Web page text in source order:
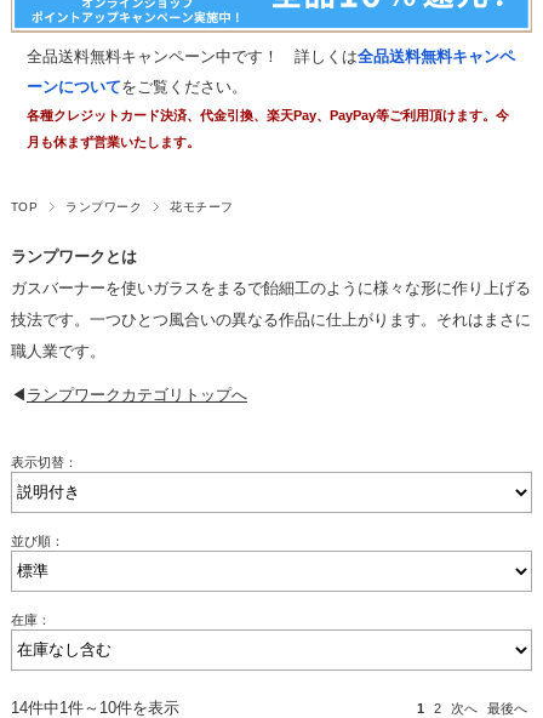
全品送料無料キャンペーン中です！ 詳しくは全品送料無料キャンペ
ーンについてをご覧ください。
各種クレジットカード決済、代金引換、楽天Pay、PayPay等ご利用頂けます。今
月も休まず営業いたします。
TOP ランプワーク 花モチーフ
ランプワークとは
ガスバーナーを使いガラスをまるで飴細工のように様々な形に作り上げる
技法です。一つひとつ風合いの異なる作品に仕上がります。それはまさに
職人業です。
◀ ランプワークカテゴリトップへ
表示切替：
並び順：
在庫：
14件中1件～10件を表示 1 2 次へ 最後へ